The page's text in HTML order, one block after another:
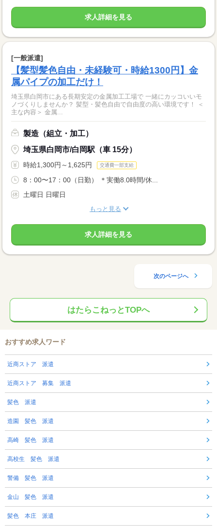
求人詳細を見る
[一般派遣]
【髪型髪色自由・未経験可・時給1300円】金
属パイプの加工だけ！
埼玉県白岡市にある長期安定の金属加工工場で 一緒にカッコいいモ
ノづくりしませんか？ 髪型・髪色自由で自由度の高い環境です！ ＜
主な内容＞ 金属...
製造（組立・加工）
埼玉県白岡市/白岡駅（車 15分）
時給1,300円～1,625円 交通費一部支給
8：00〜17：00（日勤） ＊実働8.0時間/休...
土曜日 日曜日
もっと見る
求人詳細を見る
次のページへ
はたらこねっとTOPへ
おすすめ求人ワード
近商ストア 派遣
近商ストア 募集 派遣
髪色 派遣
造園 髪色 派遣
高崎 髪色 派遣
高校生 髪色 派遣
警備 髪色 派遣
金山 髪色 派遣
髪色 本庄 派遣